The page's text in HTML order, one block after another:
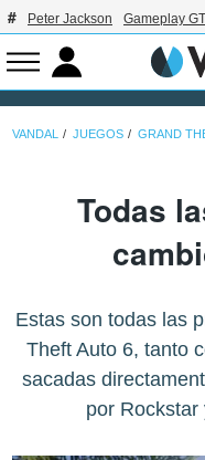
Peter Jackson Gameplay
VANDAL JUEGOS GRAND
Todas
Estas son todas las
Theft Auto 6, tanto
sacadas
por